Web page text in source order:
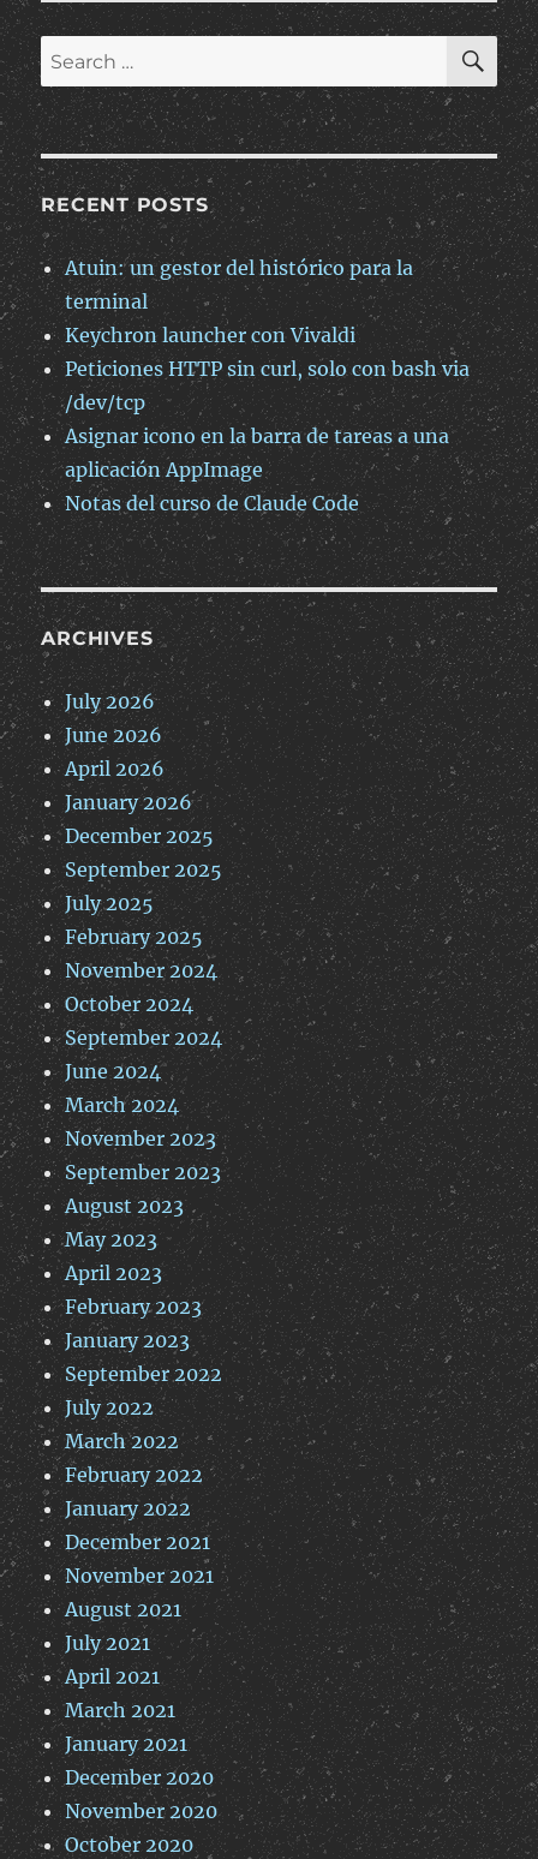
Search
for:
RECENT POSTS
Atuin: un gestor del histórico para la
terminal
Keychron launcher con Vivaldi
Peticiones HTTP sin curl, solo con bash via
/dev/tcp
Asignar icono en la barra de tareas a una
aplicación AppImage
Notas del curso de Claude Code
ARCHIVES
July 2026
June 2026
April 2026
January 2026
December 2025
September 2025
July 2025
February 2025
November 2024
October 2024
September 2024
June 2024
March 2024
November 2023
September 2023
August 2023
May 2023
April 2023
February 2023
January 2023
September 2022
July 2022
March 2022
February 2022
January 2022
December 2021
November 2021
August 2021
July 2021
April 2021
March 2021
January 2021
December 2020
November 2020
October 2020